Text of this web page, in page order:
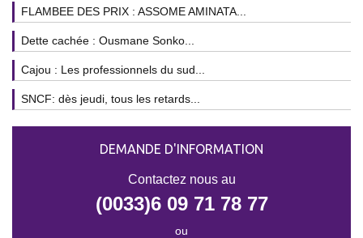
FLAMBEE DES PRIX : ASSOME AMINATA...
Dette cachée : Ousmane Sonko...
Cajou : Les professionnels du sud...
SNCF: dès jeudi, tous les retards...
DEMANDE D'INFORMATION
Contactez nous au
(0033)6 09 71 78 77
ou